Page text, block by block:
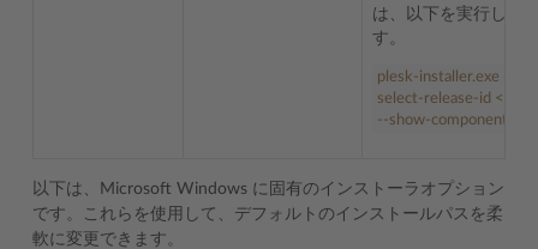
は、以下を実行しま
す。
plesk-installer.exe --
select-release-id <
--show-components
以下は、Microsoft Windows に固有のインストーラオプション
です。これらを使用して、デフォルトのインストールパスを柔
軟に変更できます。